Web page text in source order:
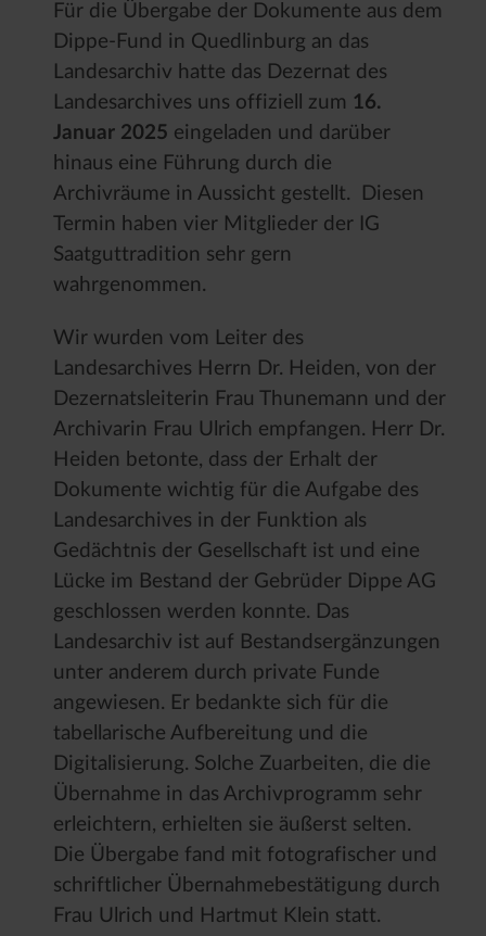
Für die Übergabe der Dokumente aus dem
Dippe-Fund in Quedlinburg an das
Landesarchiv hatte das Dezernat des
Landesarchives uns offiziell zum 16.
Januar 2025 eingeladen und darüber
hinaus eine Führung durch die
Archivräume in Aussicht gestellt. Diesen
Termin haben vier Mitglieder der IG
Saatguttradition sehr gern
wahrgenommen.
Wir wurden vom Leiter des
Landesarchives Herrn Dr. Heiden, von der
Dezernatsleiterin Frau Thunemann und der
Archivarin Frau Ulrich empfangen. Herr Dr.
Heiden betonte, dass der Erhalt der
Dokumente wichtig für die Aufgabe des
Landesarchives in der Funktion als
Gedächtnis der Gesellschaft ist und eine
Lücke im Bestand der Gebrüder Dippe AG
geschlossen werden konnte. Das
Landesarchiv ist auf Bestandsergänzungen
unter anderem durch private Funde
angewiesen. Er bedankte sich für die
tabellarische Aufbereitung und die
Digitalisierung. Solche Zuarbeiten, die die
Übernahme in das Archivprogramm sehr
erleichtern, erhielten sie äußerst selten.
Die Übergabe fand mit fotografischer und
schriftlicher Übernahmebestätigung durch
Frau Ulrich und Hartmut Klein statt.